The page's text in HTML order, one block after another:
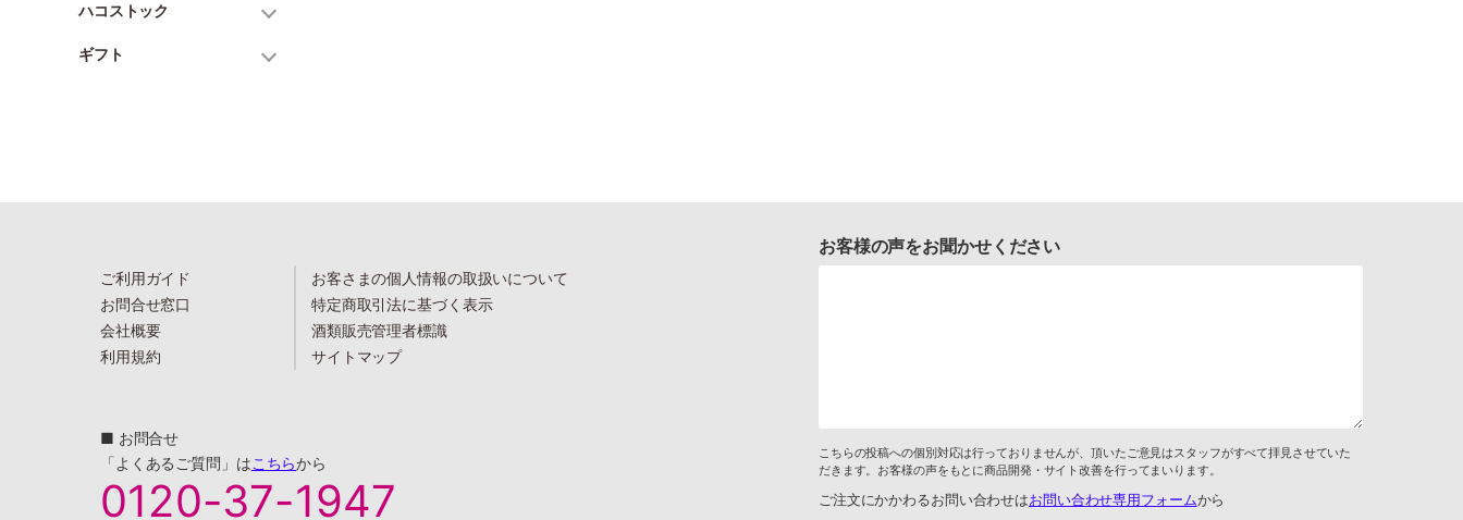
ハコストック
ギフト
ご利用ガイド
お問合せ窓口
会社概要
利用規約
お客さまの個人情報の取扱いについて
特定商取引法に基づく表示
酒類販売管理者標識
サイトマップ
■ お問合せ
「よくあるご質問」はこちらから
0120-37-1947
お客様の声をお聞かせください
こちらの投稿への個別対応は行っておりませんが、頂いたご意見はスタッフがすべて拝見させていた
だきます。お客様の声をもとに商品開発・サイト改善を行ってまいります。
ご注文にかかわるお問い合わせはお問い合わせ専用フォームから